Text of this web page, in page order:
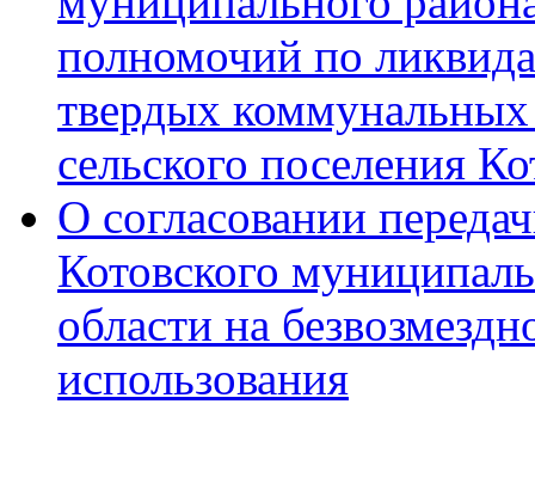
полномочий по
твердых коммунальных
сельского поселения
О согласовании
Котовского
области на
использования